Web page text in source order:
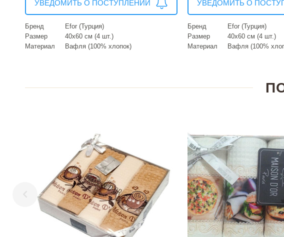
УВЕДОМИТЬ О ПОСТУПЛЕНИИ
Бренд
Efor (Турция)
Размер
40х60 см (4 шт.)
Материал
Вафля (100% хлопок)
УВЕДОМИТЬ О
Бренд
Efor (Турция)
Размер
40х60 см (4 шт.)
Материал
Вафля (100%